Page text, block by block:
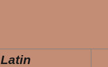
Latin